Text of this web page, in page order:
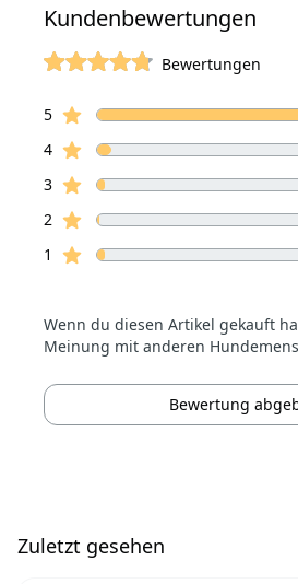
Kundenbewertungen
Bewertungen
Bewertungen
5Sterne Bewertungen
4Sterne Bewertungen
3Sterne Bewertungen
2 Sterne Bewertungen
1
Sterne Bewertungen
Wenn du diesen Artikel gekauft
Meinung mit anderen
Bewertung
Zuletzt gesehen